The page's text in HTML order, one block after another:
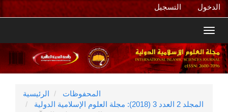
الرئيسي
الشريط
الجانبي
التسجيل الدخول
الرئيسية
المحفوظات
المجلد 2 العدد 3 (2018): مجلة العلوم الإسلامية الدولية